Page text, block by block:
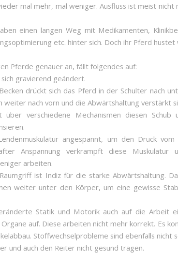
mal mehr, mal weniger. Ausfluss ist meist nicht
einen langen Weg mit Medikamenten,
etc. hinter sich. Doch ihr Pferd hustet
Pferde genauer an, fällt folgendes auf:
gravierend geändert.
drückt sich das Pferd in der Schulter nach
weiter nach vorn und die Abwärtshaltung verstärkt
über verschiedene Mechanismen diesen Schub
angespannt, um den Druck vom
Anspannung verkrampft diese Muskulatur
arbeiten.
ist Indiz für die starke Abwärtshaltung.
weiter unter den Körper, um eine gewisse
Statik und Motorik auch auf die Arbeit
auf. Diese arbeiten nicht mehr korrekt. Es
Stoffwechselprobleme sind ebenfalls nicht
und auch den Reiter nicht gesund tragen.